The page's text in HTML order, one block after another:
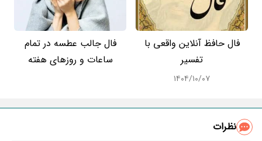
فال حافظ آنلاین واقعی با
تفسیر
۱۴۰۴/۱۰/۰۷
فال جالب عطسه در تمام
ساعات و روزهای هفته
نظرات